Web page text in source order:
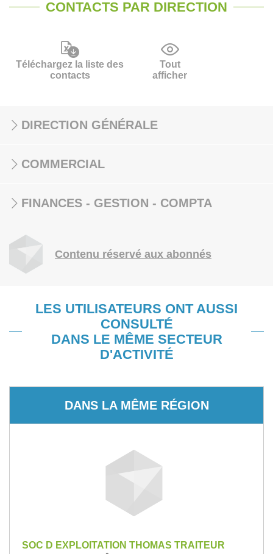
CONTACTS PAR DIRECTION
Téléchargez la liste des
contacts
Tout
afficher
DIRECTION GÉNÉRALE
COMMERCIAL
FINANCES - GESTION - COMPTA
Contenu réservé aux abonnés
LES UTILISATEURS ONT AUSSI
CONSULTÉ
DANS LE MÊME SECTEUR
D'ACTIVITÉ
DANS LA MÊME RÉGION
SOC D EXPLOITATION THOMAS TRAITEUR